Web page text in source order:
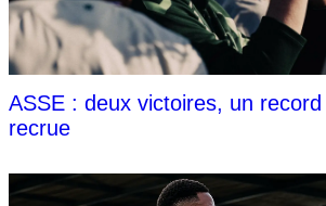
ASSE : deux victoires, un
recrue